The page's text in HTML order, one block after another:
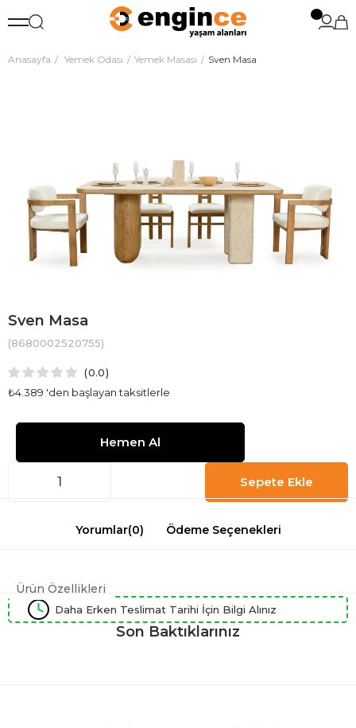
Anasayfa Yemek Odası Yemek Masası Sven Masa
Sven Masa
(8680002520755)
0.0
₺4.389 'den başlayan taksitlerle
Yorumlar(0) Ödeme Seçenekleri
Ürün Özellikleri
Daha Erken Teslimat Tarihi İçin Bilgi Alınız
Son Baktıklarınız